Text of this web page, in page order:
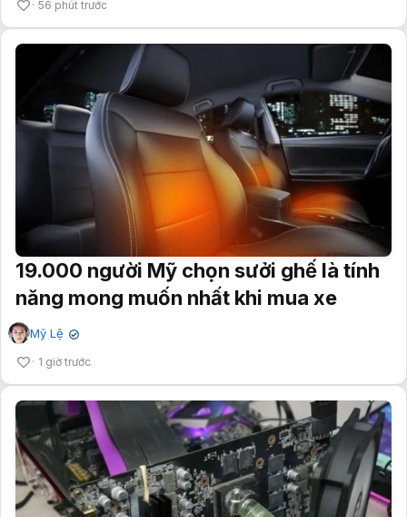
56 phút trước
19.000 người Mỹ chọn sưởi ghế là tính
năng mong muốn nhất khi mua xe
Mỹ Lệ ✔
1 giờ trước